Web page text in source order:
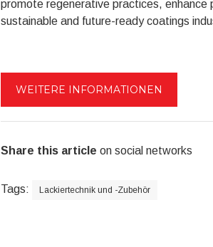
promote regenerative practices,
sustainable and future-ready coatings
WEITERE INFORMATIONEN
Share this article on social networks
Tags: Lackiertechnik und -Zubehör